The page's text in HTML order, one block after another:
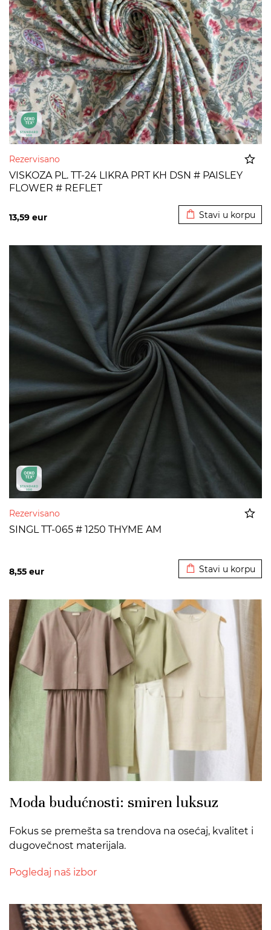
Rezervisano
VISKOZA PL. TT-24 LIKRA PRT KH DSN # PAISLEY
FLOWER # REFLET
13,59 eur Stavi u korpu
Rezervisano
SINGL TT-065 # 1250 THYME AM
8,55 eur Stavi u korpu
Moda budućnosti: smiren luksuz
Fokus se premešta sa trendova na osećaj, kvalitet i
dugovečnost materijala.
Pogledaj naš izbor